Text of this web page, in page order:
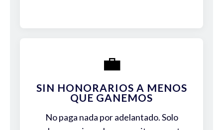
💼
SIN HONORARIOS A MENOS
QUE GANEMOS
No paga nada por adelantado. Solo